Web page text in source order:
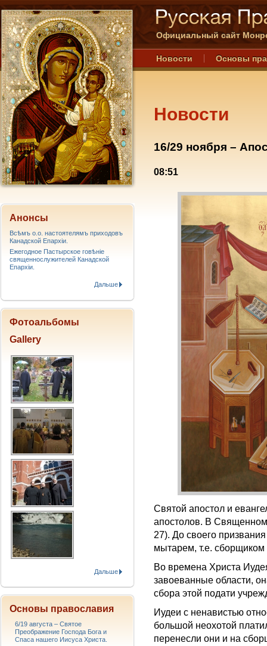
Официальный сайт
Новости Основы
Новости
16/29 ноября –
08:51
Святой апостол и
апостолов. В
27). До своего
мытарем, т.е. сборщиком
Во времена Христа
завоеванные области,
сбора этой подати
Иудеи с ненавистью
большой неохотой
перенесли они и на
Анонсы
Всѣмъ о.о. настоятелямъ приходовъ
Канадской Епархiи.
Ежегодное Пастырское говѣніе
священнослужителей Канадской
Епархіи.
Дальше
Фотоальбомы
Gallery
Дальше
Основы православия
6/19 августа – Святое
Преображение Господа Бога и
Спаса нашего Иисуса Христа.